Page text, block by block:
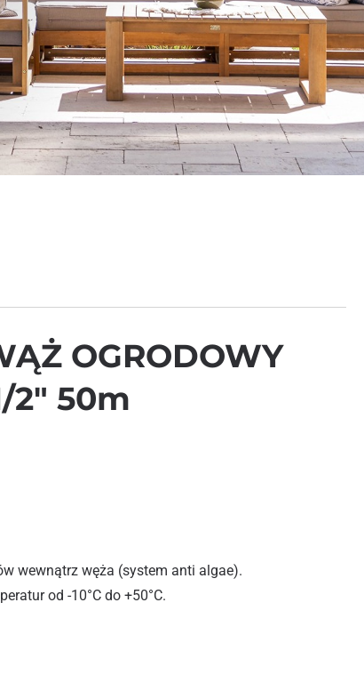
OGRODOWY
2″ 50m
wewnątrz węża (system anti algae).
od -10°C do +50°C.